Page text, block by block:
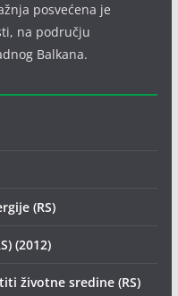
posvećena je
na području
Balkana.
(RS)
(2012)
životne sredine (RS)